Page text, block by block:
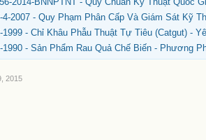
4-2007 - Quy Phạm Phân Cấp Và Giám Sát Kỹ
1999 - Chỉ Khâu Phẫu Thuật Tự Tiêu (Catgut) -
1990 - Sản Phẩm Rau Quả Chế Biến - Phương
2015